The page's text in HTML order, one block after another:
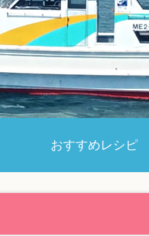
おすすめレシピ